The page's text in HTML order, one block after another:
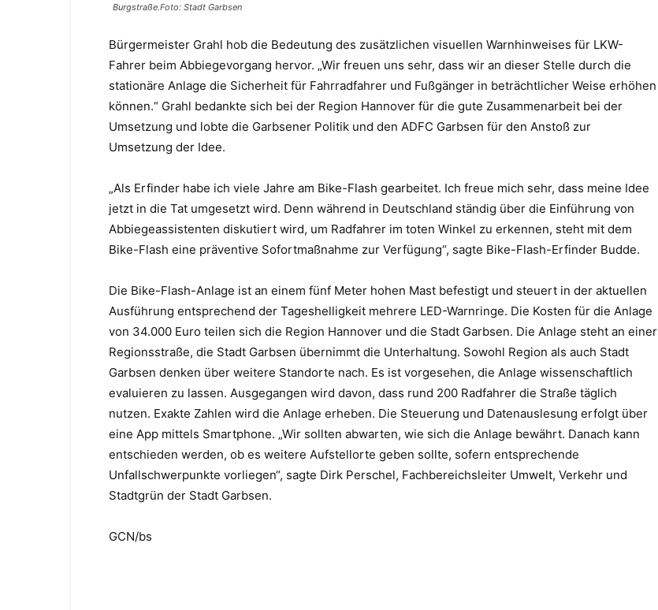
Burgstraße.Foto: Stadt Garbsen
Bürgermeister Grahl hob die Bedeutung des zusätzlichen visuellen Warnhinweises für LKW-
Fahrer beim Abbiegevorgang hervor. „Wir freuen uns sehr, dass wir an dieser Stelle durch die
stationäre Anlage die Sicherheit für Fahrradfahrer und Fußgänger in beträchtlicher Weise erhöhen
können.“ Grahl bedankte sich bei der Region Hannover für die gute Zusammenarbeit bei der
Umsetzung und lobte die Garbsener Politik und den ADFC Garbsen für den Anstoß zur
Umsetzung der Idee.
„Als Erfinder habe ich viele Jahre am Bike-Flash gearbeitet. Ich freue mich sehr, dass meine Idee
jetzt in die Tat umgesetzt wird. Denn während in Deutschland ständig über die Einführung von
Abbiegeassistenten diskutiert wird, um Radfahrer im toten Winkel zu erkennen, steht mit dem
Bike-Flash eine präventive Sofortmaßnahme zur Verfügung“, sagte Bike-Flash-Erfinder Budde.
Die Bike-Flash-Anlage ist an einem fünf Meter hohen Mast befestigt und steuert in der aktuellen
Ausführung entsprechend der Tageshelligkeit mehrere LED-Warnringe. Die Kosten für die Anlage
von 34.000 Euro teilen sich die Region Hannover und die Stadt Garbsen. Die Anlage steht an einer
Regionsstraße, die Stadt Garbsen übernimmt die Unterhaltung. Sowohl Region als auch Stadt
Garbsen denken über weitere Standorte nach. Es ist vorgesehen, die Anlage wissenschaftlich
evaluieren zu lassen. Ausgegangen wird davon, dass rund 200 Radfahrer die Straße täglich
nutzen. Exakte Zahlen wird die Anlage erheben. Die Steuerung und Datenauslesung erfolgt über
eine App mittels Smartphone. „Wir sollten abwarten, wie sich die Anlage bewährt. Danach kann
entschieden werden, ob es weitere Aufstellorte geben sollte, sofern entsprechende
Unfallschwerpunkte vorliegen“, sagte Dirk Perschel, Fachbereichsleiter Umwelt, Verkehr und
Stadtgrün der Stadt Garbsen.
GCN/bs